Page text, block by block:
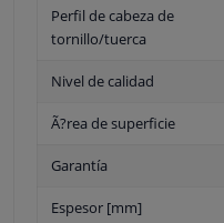
Perfil de cabeza de
tornillo/tuerca
Nivel de calidad
Ã?rea de superficie
Garantía
Espesor [mm]